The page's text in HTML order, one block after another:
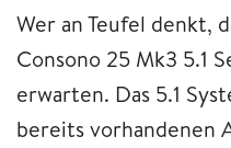
Wer an Teufel denkt,
Consono 25 Mk3 5.1
erwarten. Das 5.1
bereits vorhandenen